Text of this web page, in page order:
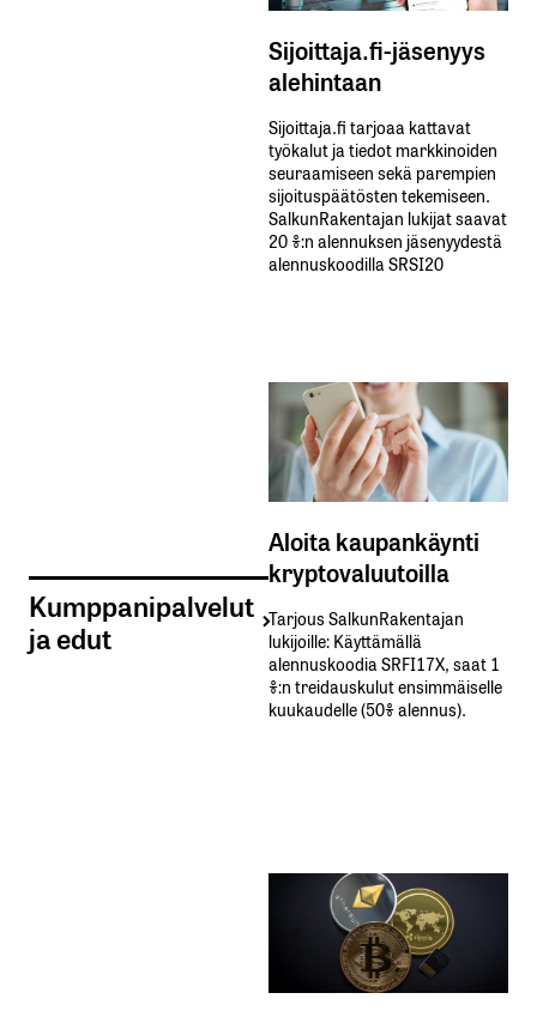
Kumppanipalvelut
ja edut
Sijoittaja.fi-jäsenyys
alehintaan
Sijoittaja.fi tarjoaa kattavat
työkalut ja tiedot markkinoiden
seuraamiseen sekä parempien
sijoituspäätösten tekemiseen.
SalkunRakentajan lukijat saavat
20 %:n alennuksen jäsenyydestä
alennuskoodilla SRSI20
Aloita kaupankäynti
kryptovaluutoilla
Tarjous SalkunRakentajan
lukijoille: Käyttämällä​ ​
alennuskoodia​ ​SRFI17X,​ ​saat​ ​1
%:n treidauskulut​ ​ensimmäiselle​ ​
kuukaudelle​ ​(50%​ ​alennus).